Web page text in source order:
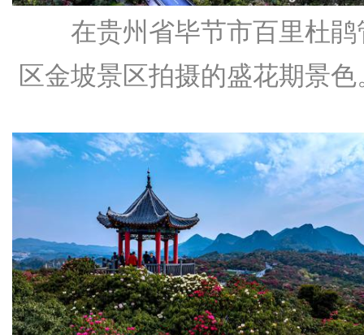
在贵州省毕节市百里杜鹃
区金坡景区拍摄的盛花期景色